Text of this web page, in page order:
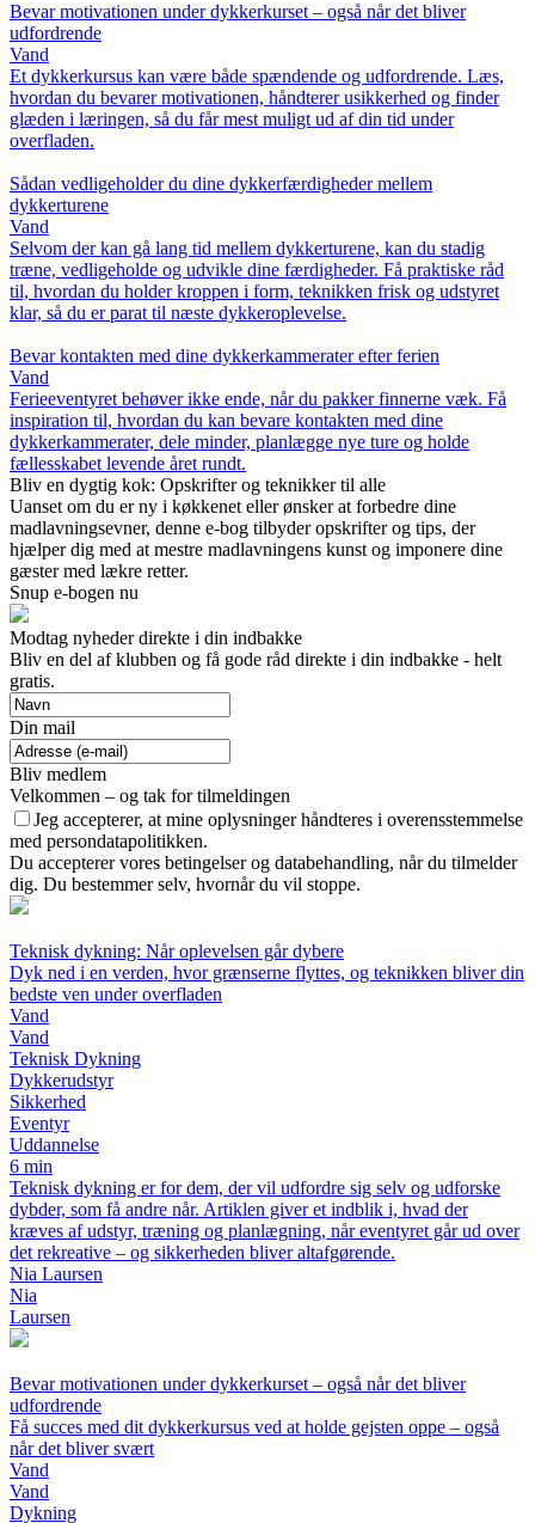
Bevar motivationen under dykkerkurset – også når det bliver
udfordrende
Vand
Et dykkerkursus kan være både spændende og udfordrende. Læs,
hvordan du bevarer motivationen, håndterer usikkerhed og finder
glæden i læringen, så du får mest muligt ud af din tid under
overfladen.
Sådan vedligeholder du dine dykkerfærdigheder mellem
dykkerturene
Vand
Selvom der kan gå lang tid mellem dykkerturene, kan du stadig
træne, vedligeholde og udvikle dine færdigheder. Få praktiske råd
til, hvordan du holder kroppen i form, teknikken frisk og udstyret
klar, så du er parat til næste dykkeroplevelse.
Bevar kontakten med dine dykkerkammerater efter ferien
Vand
Ferieeventyret behøver ikke ende, når du pakker finnerne væk. Få
inspiration til, hvordan du kan bevare kontakten med dine
dykkerkammerater, dele minder, planlægge nye ture og holde
fællesskabet levende året rundt.
Bliv en dygtig kok: Opskrifter og teknikker til alle
Uanset om du er ny i køkkenet eller ønsker at forbedre dine
madlavningsevner, denne e-bog tilbyder opskrifter og tips, der
hjælper dig med at mestre madlavningens kunst og imponere dine
gæster med lækre retter.
Snup e-bogen nu
Modtag nyheder direkte i din indbakke
Bliv en del af klubben og få gode råd direkte i din indbakke - helt
gratis.
Din mail
Bliv medlem
Velkommen – og tak for tilmeldingen
Jeg accepterer, at mine oplysninger håndteres i overensstemmelse
med persondatapolitikken.
Du accepterer vores betingelser og databehandling, når du tilmelder
dig. Du bestemmer selv, hvornår du vil stoppe.
Teknisk dykning: Når oplevelsen går dybere
Dyk ned i en verden, hvor grænserne flyttes, og teknikken bliver din
bedste ven under overfladen
Vand
Vand
Teknisk Dykning
Dykkerudstyr
Sikkerhed
Eventyr
Uddannelse
6 min
Teknisk dykning er for dem, der vil udfordre sig selv og udforske
dybder, som få andre når. Artiklen giver et indblik i, hvad der
kræves af udstyr, træning og planlægning, når eventyret går ud over
det rekreative – og sikkerheden bliver altafgørende.
Nia Laursen
Nia
Laursen
Bevar motivationen under dykkerkurset – også når det bliver
udfordrende
Få succes med dit dykkerkursus ved at holde gejsten oppe – også
når det bliver svært
Vand
Vand
Dykning